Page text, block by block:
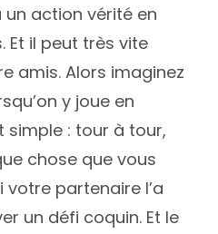
un action vérité en
Et il peut très vite
amis. Alors imaginez
y joue en
simple : tour à tour,
chose que vous
votre partenaire l’a
un défi coquin. Et le